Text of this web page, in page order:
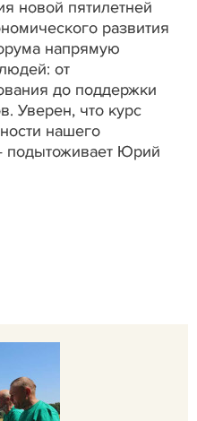
новой пятилетней
развития
напрямую
от
до поддержки
Уверен, что курс
нашего
подытоживает Юрий